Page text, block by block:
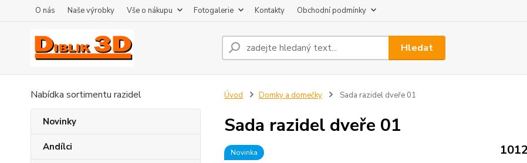
O nás Naše výrobky Vše o nákupu Fotogalerie Kontakty Obchodní podmínky
Hledat
Nabídka sortimentu razidel
Novinky
Andílci
Úvod Domky a domečky Sada razidel dveře 01
Sada razidel dveře 01
Novinka